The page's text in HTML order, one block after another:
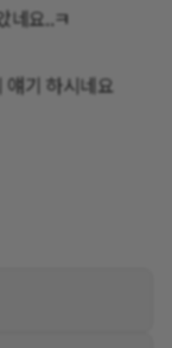
네요..ㅋ
얘기 하시네요